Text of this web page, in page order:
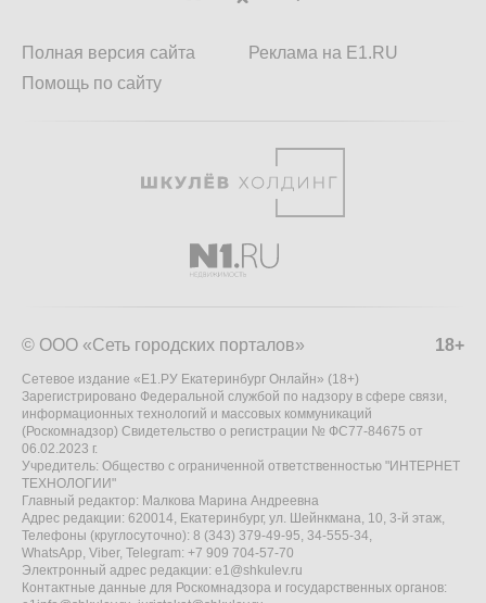
Полная версия сайта
Помощь по сайту
Реклама на E1.RU
18+
© ООО «Сеть городских порталов»
Сетевое издание «Е1.РУ Екатеринбург Онлайн» (18+)
Зарегистрировано Федеральной службой по надзору в сфере связи,
информационных технологий и массовых коммуникаций
(Роскомнадзор) Свидетельство о регистрации № ФС77-84675 от
06.02.2023 г.
Учредитель: Общество с ограниченной ответственностью "ИНТЕРНЕТ
ТЕХНОЛОГИИ"
Главный редактор: Малкова Марина Андреевна
Адрес редакции: 620014, Екатеринбург, ул. Шейнкмана, 10, 3-й этаж,
Телефоны (круглосуточно): 8 (343) 379-49-95, 34-555-34,
WhatsApp, Viber, Telegram: +7 909 704-57-70
Электронный адрес редакции: e1@shkulev.ru
Контактные данные для Роскомнадзора и государственных органов: